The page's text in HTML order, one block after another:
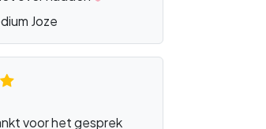
Joze
voor het gesprek